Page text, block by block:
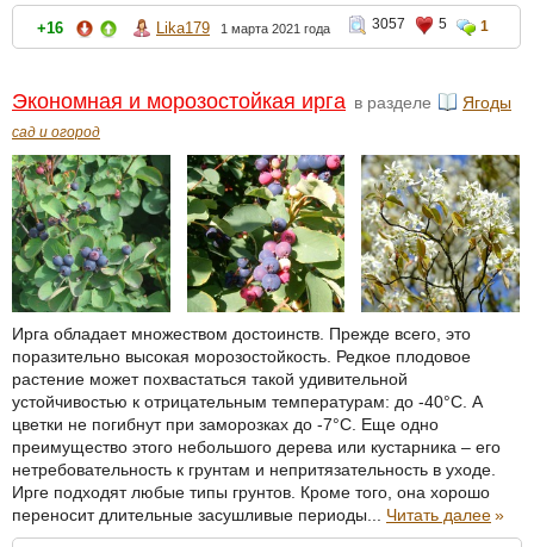
+16 Lika179 1 марта 2021 года 3057 5 1
Экономная и морозостойкая ирга в разделе Ягоды
сад и огород
Ирга обладает множеством достоинств. Прежде всего, это
поразительно высокая морозостойкость. Редкое плодовое
растение может похвастаться такой удивительной
устойчивостью к отрицательным температурам: до -40°С. А
цветки не погибнут при заморозках до -7°С. Еще одно
преимущество этого небольшого дерева или кустарника – его
нетребовательность к грунтам и непритязательность в уходе.
Ирге подходят любые типы грунтов. Кроме того, она хорошо
переносит длительные засушливые периоды... Читать далее»